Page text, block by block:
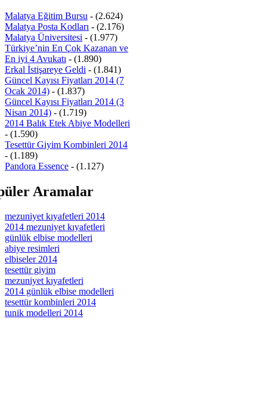
Malatya Eğitim Bursu - (2.624)
Malatya Posta Kodları - (2.176)
Malatya Üniversitesi - (1.977)
Türkiye’nin En Çok Kazanan ve
En iyi 4 Avukatı - (1.890)
Erkal İstişareye Geldi - (1.841)
Güncel Kayısı Fiyatları 2014 (7
Ocak 2014) - (1.837)
Güncel Kayısı Fiyatları 2014 (3
Nisan 2014) - (1.719)
2014 Balık Etek Abiye Modelleri
- (1.590)
Tesettür Giyim Kombinleri 2014
- (1.189)
Pandora Essence - (1.127)
Aramalar
mezuniyet kıyafetleri 2014
2014 mezuniyet kıyafetleri
günlük elbise modelleri
abiye resimleri
elbiseler 2014
tesettür giyim
mezuniyet kıyafetleri
2014 günlük elbise modelleri
tesettür kombinleri 2014
tunik modelleri 2014